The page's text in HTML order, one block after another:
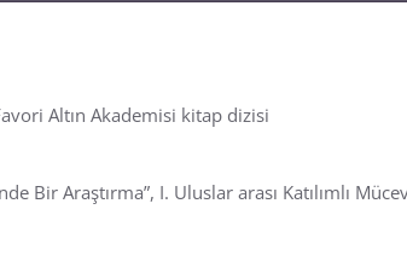
Altın Akademisi kitap dizisi
Araştırma”, I. Uluslar arası Katılımlı